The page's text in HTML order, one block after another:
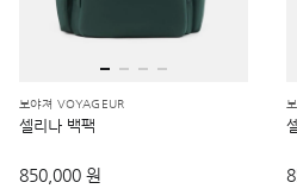
보야져 VOYAGEUR
셀리나 백팩
850,000 원